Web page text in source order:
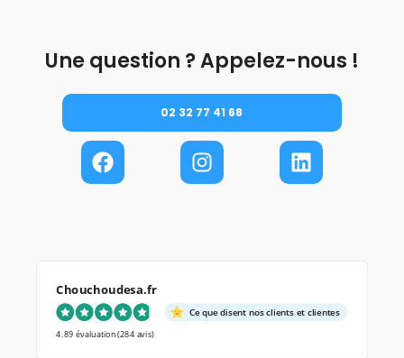
Une question ? Appelez-nous !
02 32 77 41 68
Chouchoudesa.fr
Ce que disent nos clients et clientes
4.89 évaluation(284 avis)